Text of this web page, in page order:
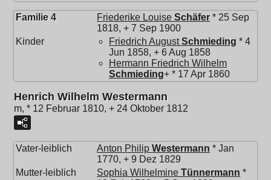
Familie 4 Friederike Louise Schäfer * 25 Sep
1818, + 7 Sep 1900
Kinder
Friedrich August Schmieding * 4
Jun 1858, + 6 Aug 1858
Hermann Friedrich Wilhelm
Schmieding+ * 17 Apr 1860
Henrich Wilhelm Westermann
m, * 12 Februar 1810, + 24 Oktober 1812
Vater-leiblich Anton Philip Westermann * Jan
1770, + 9 Dez 1829
Mutter-leiblich
Sophia Wilhelmine Tünnermann *